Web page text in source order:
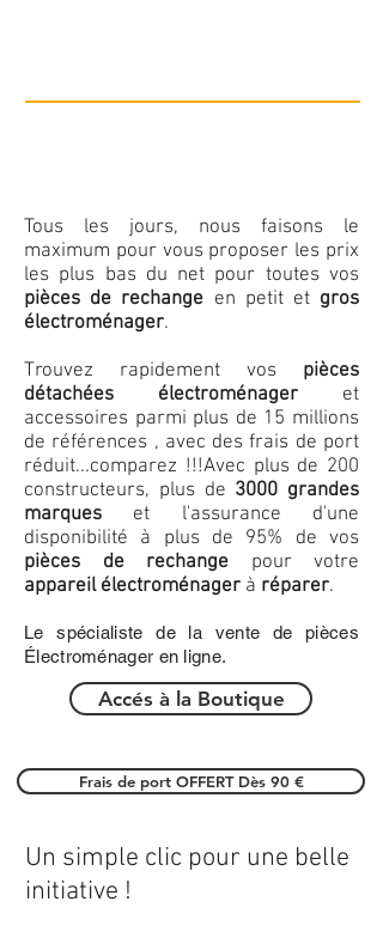
Tous les jours, nous faisons le
maximum pour vous proposer les prix
les plus bas du net pour toutes vos
pièces de rechange en petit et gros
électroménager.
Trouvez rapidement vos pièces
détachées électroménager et
accessoires parmi plus de 15 millions
de références , avec des frais de port
réduit...comparez !!!Avec plus de 200
constructeurs, plus de 3000 grandes
marques et l'assurance d'une
disponibilité à plus de 95% de vos
pièces de rechange pour votre
appareil électroménager à réparer.
Le spécialiste de la vente de pièces
Électroménager en ligne.
Accés à la Boutique
Frais de port OFFERT Dès 90 €
Un simple clic pour une belle
initiative !